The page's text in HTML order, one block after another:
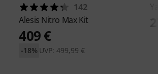
142
Alesis Nitro Max Kit
409 €
UVP: 499,99 €
-18%